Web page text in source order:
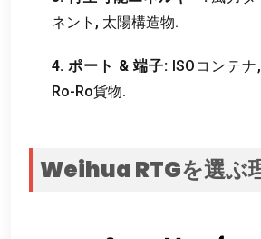
ネント, 太陽構造物.
4. ポート & 端子: ISOコンテ
Ro-Ro貨物.
Weihua RTGを選ぶ